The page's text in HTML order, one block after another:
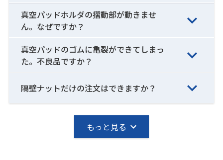
真空パッドホルダの摺動部が動きませ
ん。なぜですか？
真空パッドのゴムに亀裂ができてしまっ
た。不良品ですか？
隔壁ナットだけの注文はできますか？
もっと見る